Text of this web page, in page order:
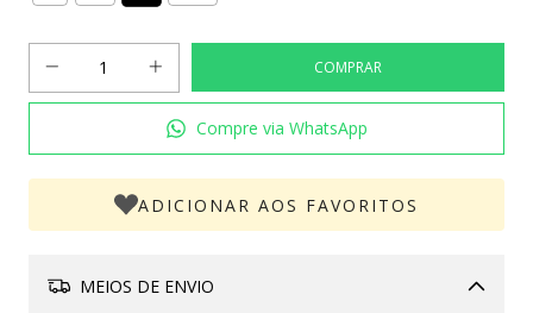
Compre via WhatsApp
ADICIONAR AOS FAVORITOS
MEIOS DE ENVIO